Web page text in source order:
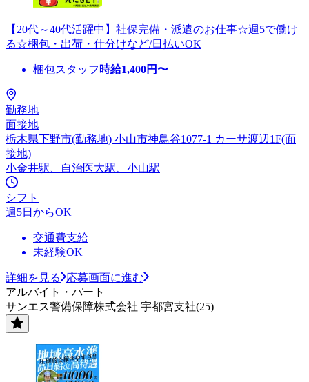
【20代～40代活躍中】社保完備・派遣のお仕事☆週5で働け
る☆梱包・出荷・仕分けなど/日払いOK
梱包スタッフ 時給1,400円〜
勤務地
面接地
栃木県下野市(勤務地) 小山市神鳥谷1077-1 カーサ渡辺1F(面
接地)
小金井駅、自治医大駅、小山駅
シフト
週5日からOK
交通費支給
未経験OK
詳細を見る
応募画面に進む
アルバイト・パート
サンエス警備保障株式会社 宇都宮支社(25)